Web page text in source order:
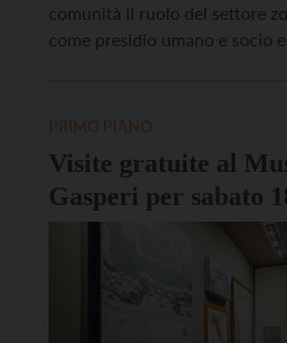
comunità il ruolo del settore
come presidio umano e socio
delle terre […]
Visite gratuite al
Gasperi per sabato
19 aprile